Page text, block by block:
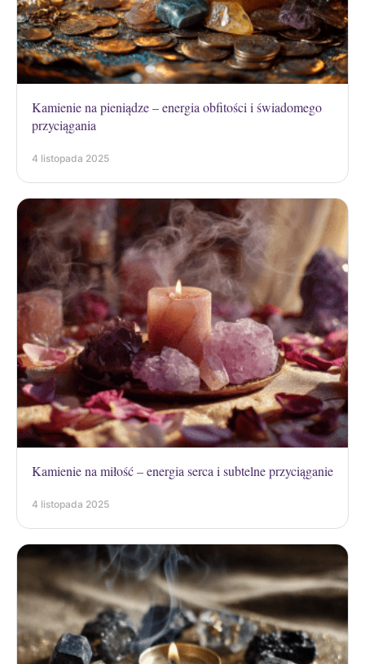
Kamienie na pieniądze – energia obfitości i świadomego
przyciągania
4 listopada 2025
Kamienie na miłość – energia serca i subtelne przyciąganie
4 listopada 2025